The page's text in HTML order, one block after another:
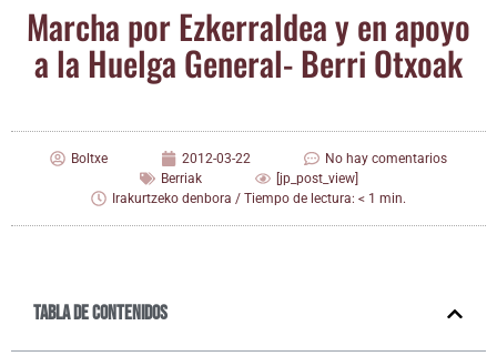
Mar­cha por Ezke­rral­dea y en apo­yo
a la Huel­ga Gene­ral- Berri Otxoak
Boltxe 2012-03-22
No hay comentarios
Berriak
[jp_post_view]
Irakurtzeko denbora / Tiempo de lectura: < 1 min.
Tabla de contenidos